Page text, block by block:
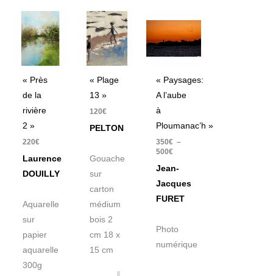
« Près
de la
rivière
2 »
220€
Laurence
DOUILLY
Aquarelle
sur
papier
aquarelle
300g
« Plage
13 »
120€
PELTON
Gouache
sur
carton
médium
bois 2
cm 18 x
15 cm
« Paysages:
A l’aube
à
Ploumanac’h »
350€ –
500€
prix :
350€
à
Jean-
Jacques
FURET
Photo
numérique